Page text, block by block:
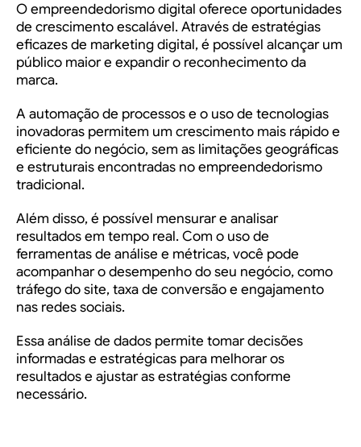
O empreendedorismo digital oferece oportunidades
de crescimento escalável. Através de estratégias
eficazes de marketing digital, é possível alcançar um
público maior e expandir o reconhecimento da
marca.
A automação de processos e o uso de tecnologias
inovadoras permitem um crescimento mais rápido e
eficiente do negócio, sem as limitações geográficas
e estruturais encontradas no empreendedorismo
tradicional.
Além disso, é possível mensurar e analisar
resultados em tempo real. Com o uso de
ferramentas de análise e métricas, você pode
acompanhar o desempenho do seu negócio, como
tráfego do site, taxa de conversão e engajamento
nas redes sociais.
Essa análise de dados permite tomar decisões
informadas e estratégicas para melhorar os
resultados e ajustar as estratégias conforme
necessário.